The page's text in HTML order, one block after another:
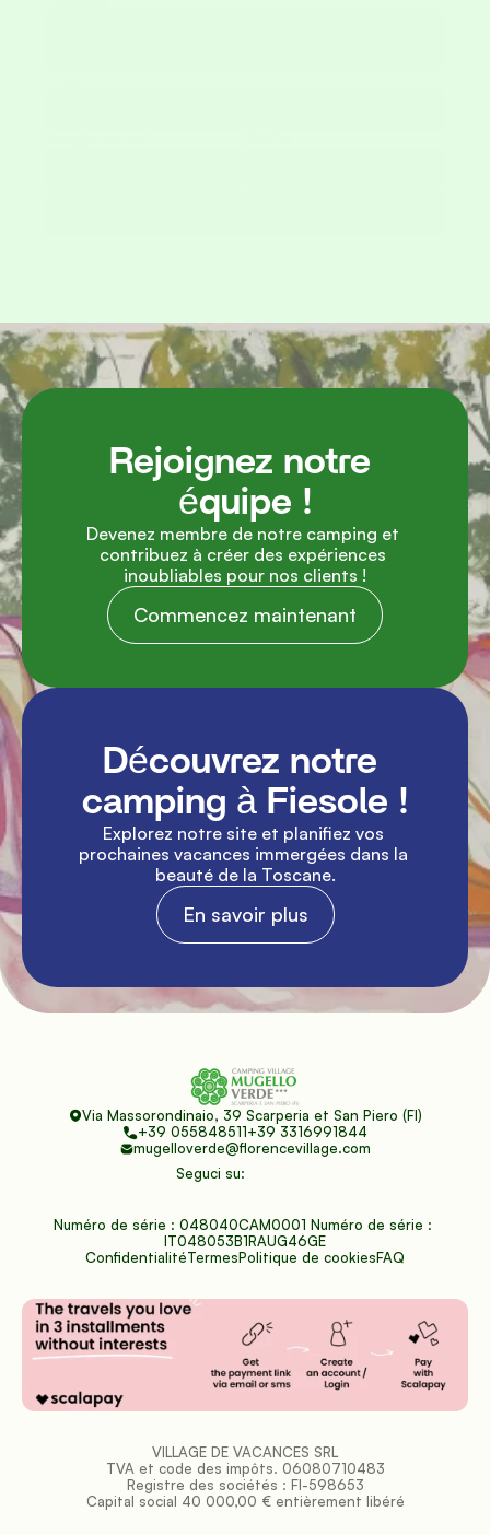
Rejoignez notre
équipe !
Devenez membre de notre camping et
contribuez à créer des expériences
inoubliables pour nos clients !
Commencez maintenant
Découvrez notre
camping à Fiesole !
Explorez notre site et planifiez vos
prochaines vacances immergées dans la
beauté de la Toscane.
En savoir plus
Via Massorondinaio, 39 Scarperia et San Piero (FI)
+39 055848511+39 3316991844
mugelloverde@florencevillage.com
Seguci su:
Numéro de série : 048040CAM0001 Numéro de série :
IT048053B1RAUG46GE
ConfidentialitéTermesPolitique de cookiesFAQ
VILLAGE DE VACANCES SRL
TVA et code des impôts. 06080710483
Registre des sociétés : FI-598653
Capital social 40 000,00 € entièrement libéré